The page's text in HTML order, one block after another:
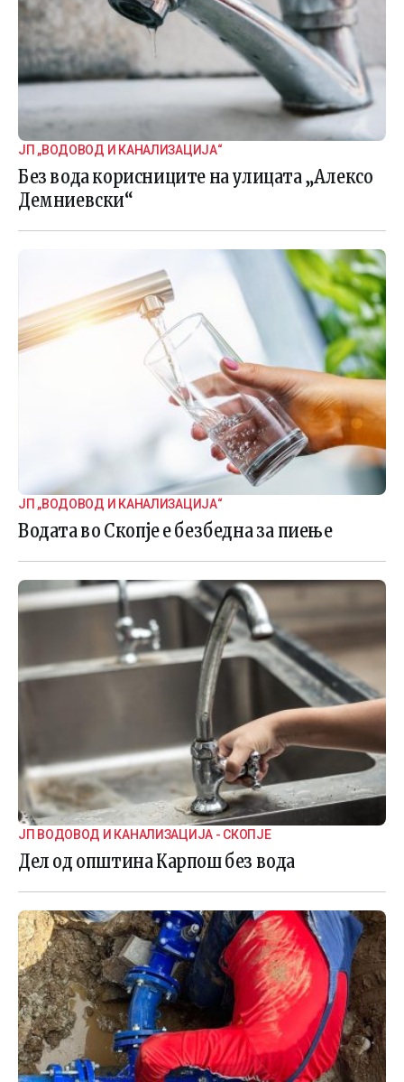
ЈП „ВОДОВОД И КАНАЛИЗАЦИЈА“
Без вода корисниците на улицата „Алексо
Демниевски“
ЈП „ВОДОВОД И КАНАЛИЗАЦИЈА“
Водата во Скопје е безбедна за пиење
ЈП ВОДОВОД И КАНАЛИЗАЦИЈА - СКОПЈЕ
Дел од општина Карпош без вода